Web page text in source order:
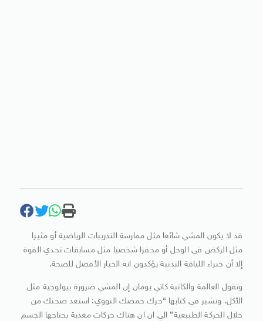
قد لا يكون المشي شائعا مثل ممارسة التدريبات الرياضية أو مثيرا
مثل الركض في الوحل أو محفزا شخصيا مثل مسابقات تحدي القوة
إلا أن خبراء اللياقة البدنية يؤكدون انه الخيار الأفضل للصحة.
وتقول العالمة والكاتبة كاتي بومان إن المشي ضرورة بيولوجية مثل
الأكل. وتشير في كتابها “حرك حمضك النووي: استعد صحتك من
خلال الحركة الطبيعية” الي ان ان هناك حركات مغذية يحتاجها الجسم